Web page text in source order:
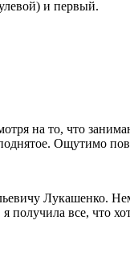
и первый.
на то, что
Ощутимо
Лукашенко.
получила все, что